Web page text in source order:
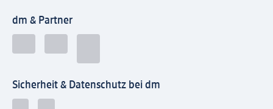
dm & Partner
Sicherheit & Datenschutz bei dm